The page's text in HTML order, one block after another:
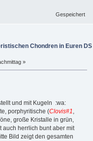
Gespeichert
Chondren in Euren DS
»
und mit Kugeln :wa:
porphyritische (Clovis#1,
große Kristalle in grün,
auch herrlich bunt aber mit
Bild zeigt den gesamten